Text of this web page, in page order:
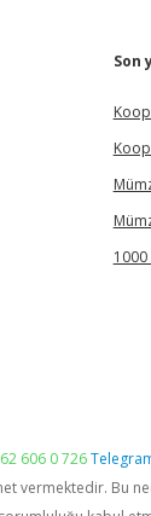
Son
1000
606 0 726
vermektedir.